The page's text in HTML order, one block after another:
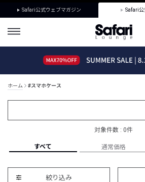
Safari公式ウェブマガジン Safari公
ホーム #スマホケース
対象件数 : 0件
すべて 通常価格
絞り込み